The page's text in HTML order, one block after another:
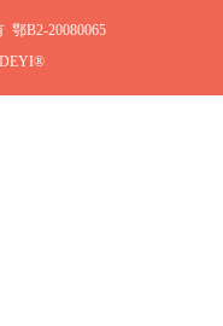
鄂B2-20080065